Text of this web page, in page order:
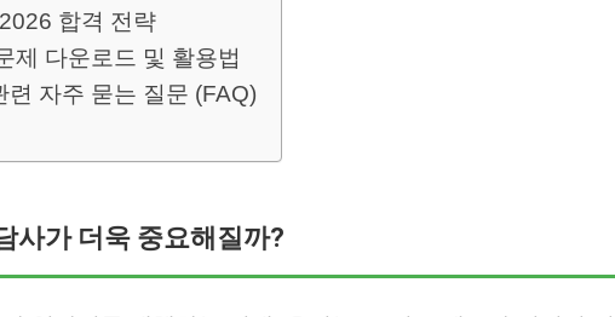
합격 전략
제 다운로드 및 활용법
련 자주 묻는 질문 (FAQ)
사가 더욱 중요해질까?